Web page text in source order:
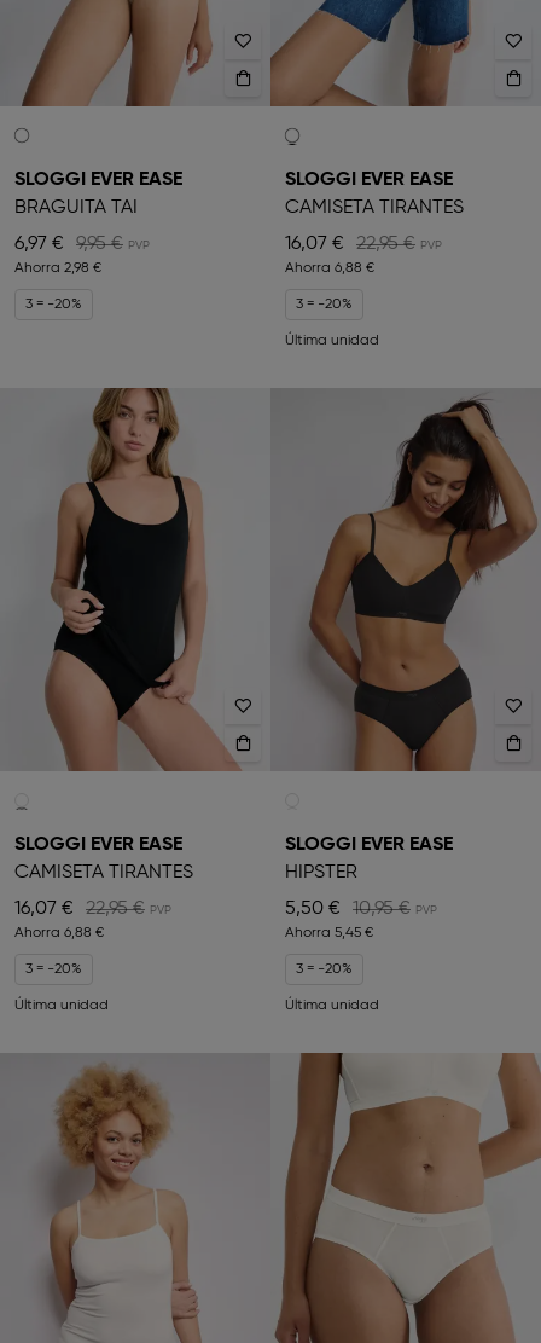
SLOGGI EVER EASE
BRAGUITA TAI
6,97 €
9,95 €
Ahorra 2,98 €
3 = -20%
SLOGGI EVER EASE
CAMISETA TIRANTES
16,07 €
22,95 €
Ahorra 6,88 €
3 = -20%
Última unidad
SLOGGI EVER EASE
CAMISETA TIRANTES
16,07 €
22,95 €
Ahorra 6,88 €
3 = -20%
Última unidad
SLOGGI EVER EASE
HIPSTER
5,50 €
10,95 €
Ahorra 5,45 €
3 = -20%
Última unidad